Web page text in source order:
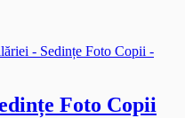
Foto Copii